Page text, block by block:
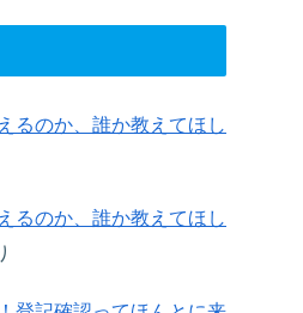
るのか、誰か教えてほし
るのか、誰か教えてほし